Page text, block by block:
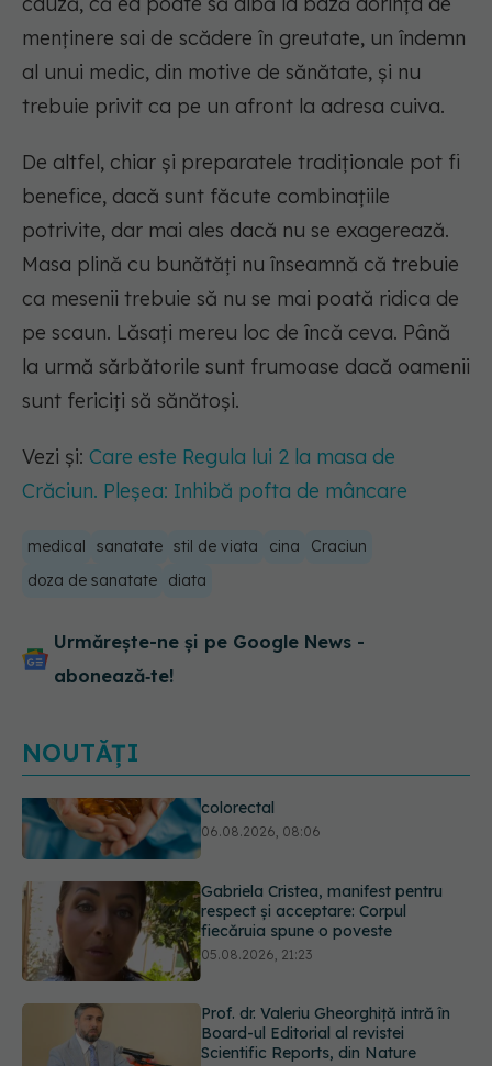
menținere sai de scădere în greutate, un îndemn
al unui medic, din motive de sănătate, și nu
trebuie privit ca pe un afront la adresa cuiva.
De altfel, chiar și preparatele tradiționale pot fi
benefice, dacă sunt făcute combinațiile
potrivite, dar mai ales dacă nu se exagerează.
Masa plină cu bunătăți nu înseamnă că trebuie
ca mesenii trebuie să nu se mai poată ridica de
pe scaun. Lăsați mereu loc de încă ceva. Până
la urmă sărbătorile sunt frumoase dacă oamenii
sunt fericiți să sănătoși.
Vezi și: Care este Regula lui 2 la masa de
Crăciun. Pleșea: Inhibă pofta de mâncare
medical sanatate stil de viata cina
Craciun
doza de sanatate
diata
Urmărește-ne și pe Google News -
abonează‑te!
NOUTĂȚI
Gabriela Cristea, manifest pentru
05.08.2026, 21:23
Prof. dr. Valeriu Gheorghiță intră în
Portfolio
05.08.2026, 21:09